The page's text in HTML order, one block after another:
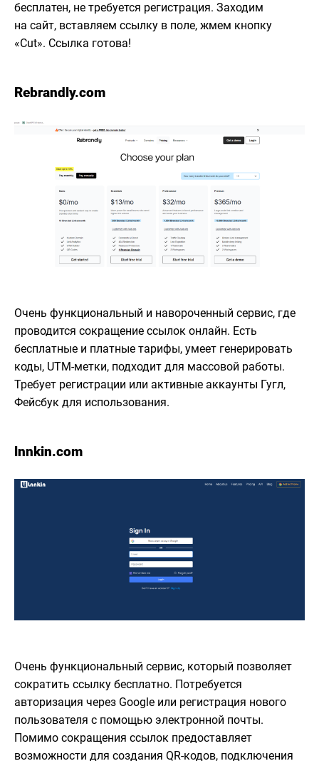
бесплатен, не требуется регистрация. Заходим
на сайт, вставляем ссылку в поле, жмем кнопку
«Cut». Ссылка готова!
Rebrandly.com
Очень функциональный и навороченный сервис, где
проводится сокращение ссылок онлайн. Есть
бесплатные и платные тарифы, умеет генерировать
коды, UTM-метки, подходит для массовой работы.
Требует регистрации или активные аккаунты Гугл,
Фейсбук для использования.
lnnkin.com
Очень функциональный сервис, который позволяет
сократить ссылку бесплатно. Потребуется
авторизация через Google или регистрация нового
пользователя с помощью электронной почты.
Помимо сокращения ссылок предоставляет
возможности для создания QR-кодов, подключения